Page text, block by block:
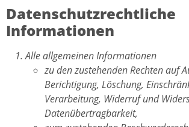
Datenschutzrechtliche
Informationen
Alle allgemeinen Informationen
zu den zustehenden Rechten auf
Berichtigung, Löschung,
Verarbeitung, Widerruf und
Datenübertragbarkeit,